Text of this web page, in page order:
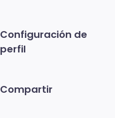
Configuración de
perfil
Compartir